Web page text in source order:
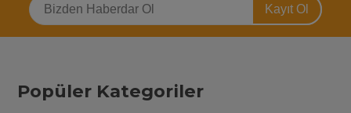
Kayıt Ol
Popüler Kategoriler